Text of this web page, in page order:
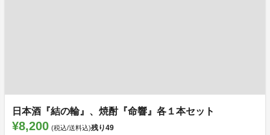
日本酒『結の輪』、焼酎『命響』各１本セット
¥8,200 (税込/送料込)残り49